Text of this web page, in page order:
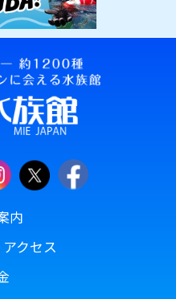
内
クセス